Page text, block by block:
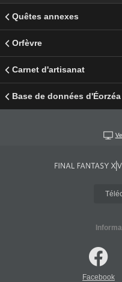
Quêtes annexes
Orfèvre
Carnet d'artisanat
Base de données d'Éorzéa
Facebook